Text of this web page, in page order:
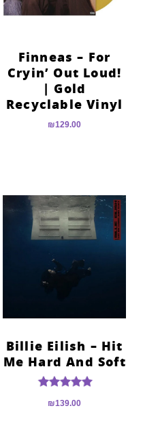
Finneas – For
Cryin’ Out Loud!
| Gold
Recyclable Vinyl
₪129.00
Billie Eilish – Hit
Me Hard And Soft
5.00
₪139.00